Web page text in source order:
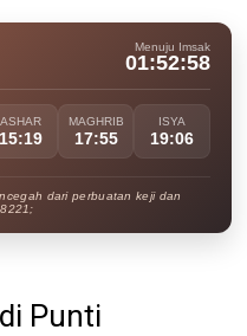
Menuju Imsak
01:52:57
ASHAR
15:19
MAGHRIB
17:55
ISYA
19:06
dari perbuatan keji dan
Punti